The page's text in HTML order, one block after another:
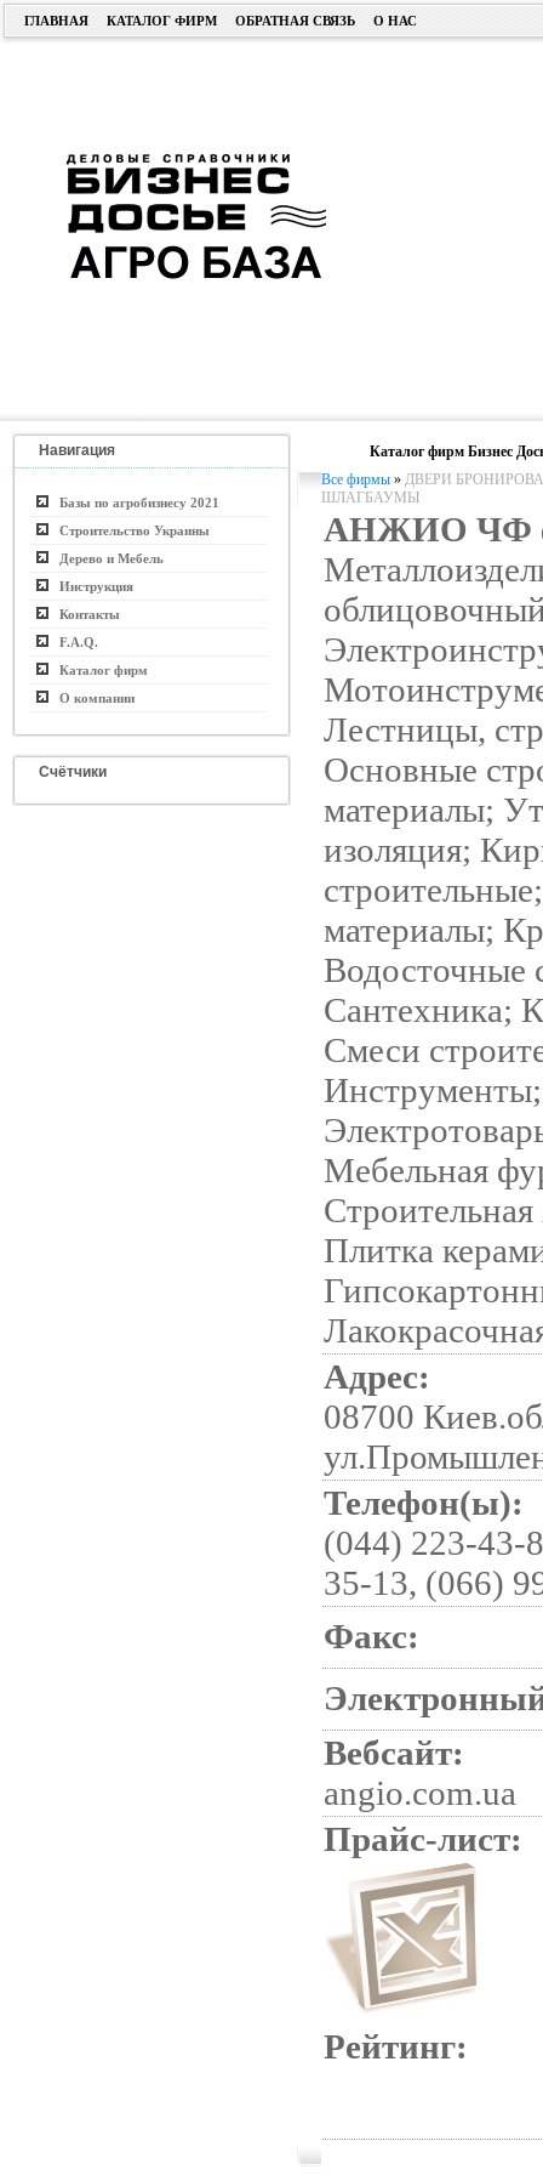
ГЛАВНАЯ КАТАЛОГ ФИРМ ОБРАТНАЯ СВЯЗЬ О НАС
Навигация
Базы по агробизнесу 2021
Строительство Украины
Дерево и Мебель
Инструкция
Контакты
F.A.Q.
Каталог фирм
О компании
Счётчики
Каталог фирм Бизнес
Все фирмы » ДВЕРИ
ШЛАГБАУМЫ
АНЖИО ЧФ
Лестницы,
Основные
материалы;
изоляция;
материалы;
Водосточные
Сантехника;
Смеси
Инструменты;
Мебельная
Плитка
Адрес:
08700
Телефон(ы):
(044) 223-43-
35-13, (066)
Факс:
Вебсайт:
angio.com.ua
Прайс-лист:
Рейтинг: